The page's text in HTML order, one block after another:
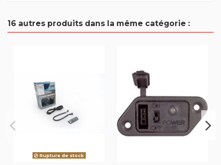
16 autres produits dans la même catégorie :
Rupture de stock